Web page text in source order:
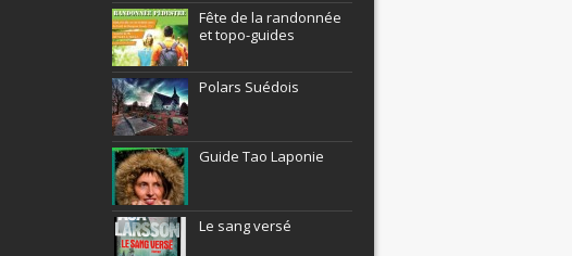
Fête de la randonnée
et topo-guides
Polars Suédois
Guide Tao Laponie
Le sang versé